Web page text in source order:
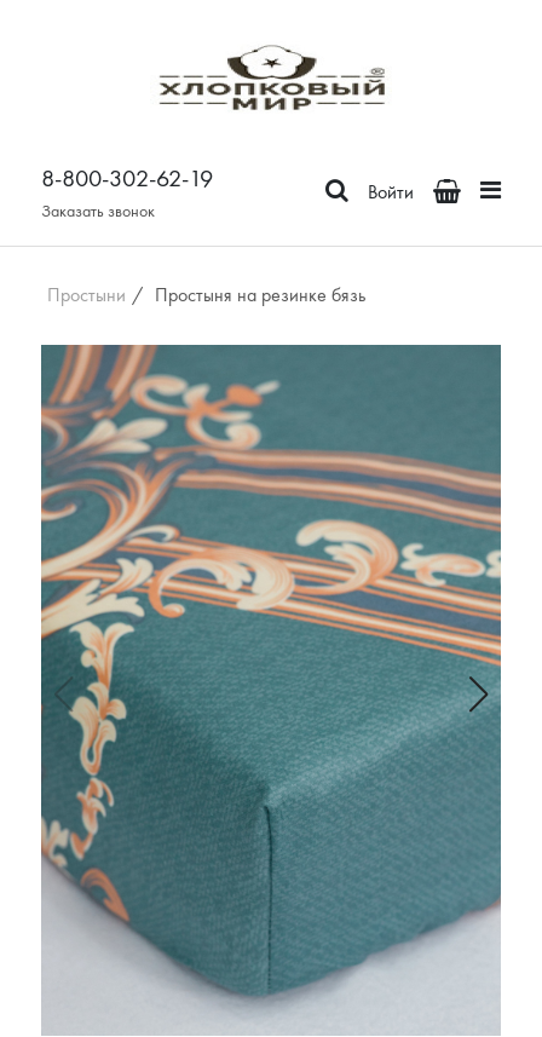
8-800-302-62-19
Заказать звонок
Войти
Постельное белье
Поплин
Сатин
Зима-Лето из бязи
Зима-Лето из поплина
Сатин Премьер
Страйп - сатин
Отдельные предметы
Наволочки
Простыни
Пододеяльники
Одеяла и подушки
Подушки
Одеяла
Матрасы и наматрасники
Наматрасники
Матрасы
Текстиль для ванной
Халаты
Текстиль для кухни
Полотенца
Фартуки, прихватки, рукавицы, грелки
Скатерти
Текстиль для гостиниц и отелей
Простыни / Простыня на резинке бязь